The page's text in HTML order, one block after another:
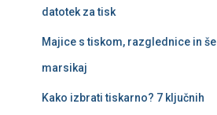
datotek za tisk
Majice s tiskom, razglednice in še
marsikaj
Kako izbrati tiskarno? 7 ključnih